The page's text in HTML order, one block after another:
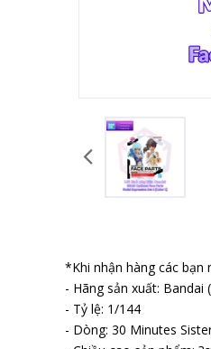
*Khi nhận hàng các bạn
- Hãng sản xuất: Bandai
- Tỷ lệ: 1/144
- Dòng: 30 Minutes